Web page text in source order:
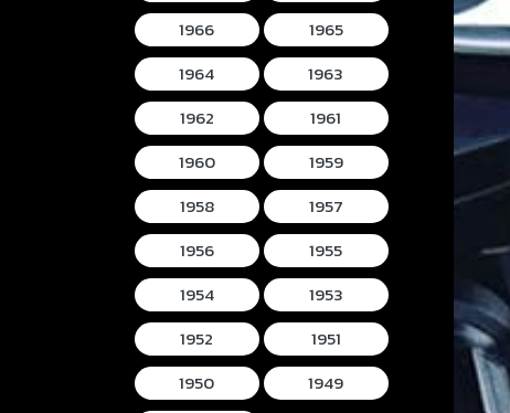
1966
1965
1964
1963
1962
1961
1960
1959
1958
1957
1956
1955
1954
1953
1952
1951
1950
1949